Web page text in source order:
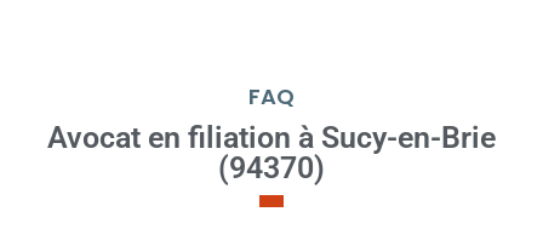
FAQ
Avocat en filiation à Sucy-en-Brie
(94370)